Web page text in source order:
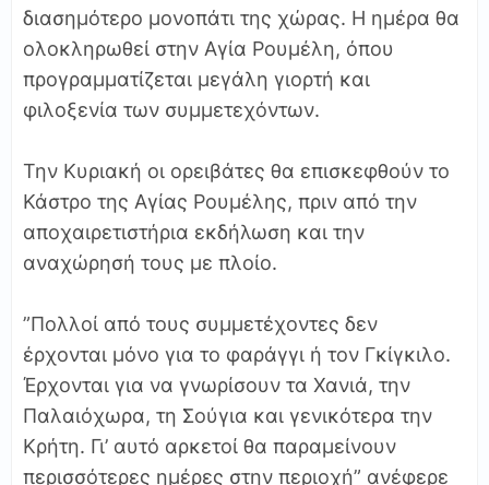
διασημότερο μονοπάτι της χώρας. Η ημέρα θα
ολοκληρωθεί στην Αγία Ρουμέλη, όπου
προγραμματίζεται μεγάλη γιορτή και
φιλοξενία των συμμετεχόντων.
Την Κυριακή οι ορειβάτες θα επισκεφθούν το
Κάστρο της Αγίας Ρουμέλης, πριν από την
αποχαιρετιστήρια εκδήλωση και την
αναχώρησή τους με πλοίο.
”Πολλοί από τους συμμετέχοντες δεν
έρχονται μόνο για το φαράγγι ή τον Γκίγκιλο.
Έρχονται για να γνωρίσουν τα Χανιά, την
Παλαιόχωρα, τη Σούγια και γενικότερα την
Κρήτη. Γι’ αυτό αρκετοί θα παραμείνουν
περισσότερες ημέρες στην περιοχή” ανέφερε